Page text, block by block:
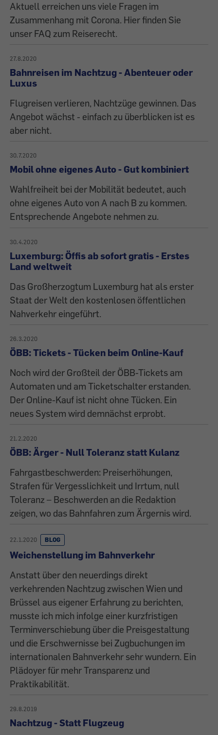
Aktuell erreichen uns viele Fragen im
Zusammenhang mit Corona. Hier finden Sie
unser FAQ zum Reiserecht.
27.8.2020
Bahnreisen im Nachtzug - Abenteuer oder
Luxus
Flugreisen verlieren, Nachtzüge gewinnen. Das
Angebot wächst - einfach zu überblicken ist es
aber nicht.
30.7.2020
Mobil ohne eigenes Auto - Gut kombiniert
Wahlfreiheit bei der Mobilität bedeutet, auch
ohne eigenes Auto von A nach B zu kommen.
Entsprechende Angebote nehmen zu.
30.4.2020
Luxemburg: Öffis ab sofort gratis - Erstes
Land weltweit
Das Großherzogtum Luxemburg hat als erster
Staat der Welt den kostenlosen öffentlichen
Nahverkehr eingeführt.
26.3.2020
ÖBB: Tickets - Tücken beim Online-Kauf
Noch wird der Großteil der ÖBB-Tickets am
Automaten und am Ticketschalter erstanden.
Der Online-Kauf ist nicht ohne Tücken. Ein
neues System wird demnächst erprobt.
21.2.2020
ÖBB: Ärger - Null Toleranz statt Kulanz
Fahrgastbeschwerden: Preiserhöhungen,
Strafen für Vergesslichkeit und Irrtum, null
Toleranz – Beschwerden an die Redaktion
zeigen, wo das Bahnfahren zum Ärgernis wird.
22.1.2020 BLOG
Weichenstellung im Bahnverkehr
Anstatt über den neuerdings direkt
verkehrenden Nachtzug zwischen Wien und
Brüssel aus eigener Erfahrung zu berichten,
musste ich mich infolge einer kurzfristigen
Terminverschiebung über die Preisgestaltung
und die Erschwernisse bei Zugbuchungen im
internationalen Bahnverkehr sehr wundern. Ein
Plädoyer für mehr Transparenz und
Praktikabilität.
29.8.2019
Nachtzug - Statt Flugzeug